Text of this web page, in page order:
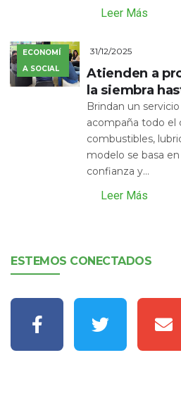
Leer Más
ECONOMÍ
A SOCIAL
31/12/2025
Atienden a
la siembra
Brindan un
acompaña todo el
combustibles,
modelo se basa
confianza y...
Leer Más
ESTEMOS CONECTADOS